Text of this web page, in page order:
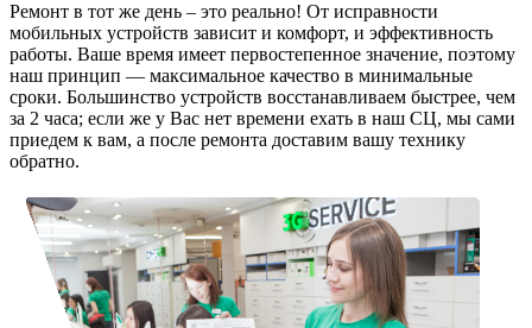
Ремонт в тот же день – это реально! От исправности
мобильных устройств зависит и комфорт, и эффективность
работы. Ваше время имеет первостепенное значение, поэтому
наш принцип — максимальное качество в минимальные
сроки. Большинство устройств восстанавливаем быстрее, чем
за 2 часа; если же у Вас нет времени ехать в наш СЦ, мы сами
приедем к вам, а после ремонта доставим вашу технику
обратно.